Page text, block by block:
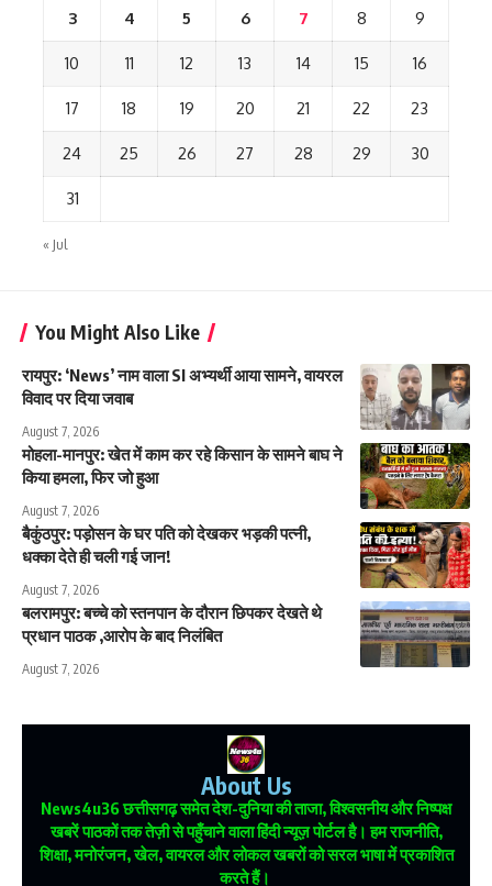
3 4 5 6 7 8 9
10 11 12 13 14 15 16
17 18 19 20 21 22 23
24 25 26 27 28 29 30
31
« Jul
You Might Also Like
रायपुर: ‘News’ नाम वाला SI अभ्यर्थी आया सामने, वायरल
विवाद पर दिया जवाब
August 7, 2026
मोहला-मानपुर: खेत में काम कर रहे किसान के सामने बाघ ने
किया हमला, फिर जो हुआ
August 7, 2026
बैकुंठपुर: पड़ोसन के घर पति को देखकर भड़की पत्नी,
धक्का देते ही चली गई जान!
August 7, 2026
बलरामपुर: बच्चे को स्तनपान के दौरान छिपकर देखते थे
प्रधान पाठक ,आरोप के बाद निलंबित
August 7, 2026
About Us
News4u36छत्तीसगढ़ समेत देश-दुनिया की ताजा, विश्वसनीय और निष्पक्ष
खबरें पाठकों तक तेज़ी से पहुँचाने वाला हिंदी न्यूज़ पोर्टल है। हम राजनीति,
शिक्षा, मनोरंजन, खेल, वायरल और लोकल खबरों को सरल भाषा में प्रकाशित
करते हैं।